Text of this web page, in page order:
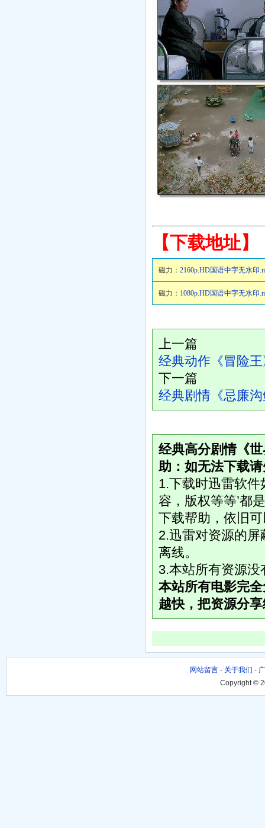
【下载地址】
磁力： 2160p.HD国语中字无水印
磁力： 1080p.HD国语中字无水印
上一篇
经典动作《冒险
下一篇
经典剧情《忌廉
经典高分剧情《
助：如无法下载
1.下载时迅雷软件
容，版权等等’都
下载帮助，依旧
2.迅雷对资源的
离线。
3.本站所有资源
本站所有电影完
越快，把资源分
网站留言 - 关于我们 -
Copyright ©